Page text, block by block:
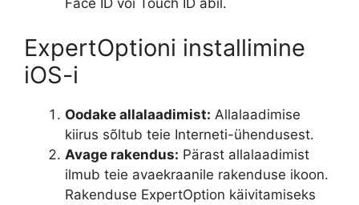
Face ID või Touch ID abil.
ExpertOptioni installimine
iOS-i
Oodake allalaadimist: Allalaadimise
kiirus sõltub teie Interneti-ühendusest.
Avage rakendus: Pärast allalaadimist
ilmub teie avaekraanile rakenduse ikoon.
Rakenduse ExpertOption käivitamiseks